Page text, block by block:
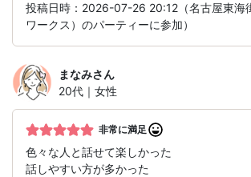
投稿日時：2026-07-26 20:12（名古屋東海
ワークス）のパーティーに参加）
まなみさん
20代｜女性
非常に満足
色々な人と話せて楽しかった
話しやすい方が多かった